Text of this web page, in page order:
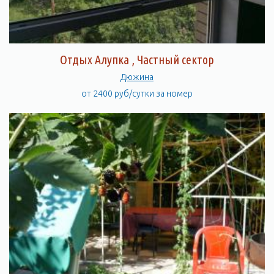
Отдых Алупка , Частный сектор
Дюжина
от 2400 руб/сутки за номер